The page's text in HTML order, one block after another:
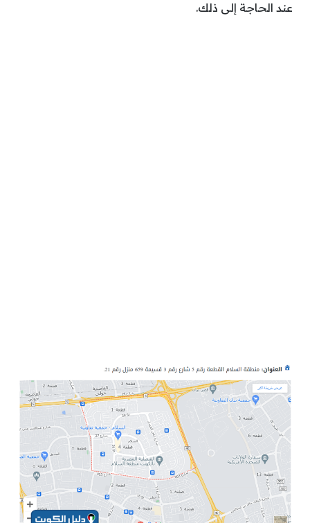
عند الحاجة إلى ذلك.